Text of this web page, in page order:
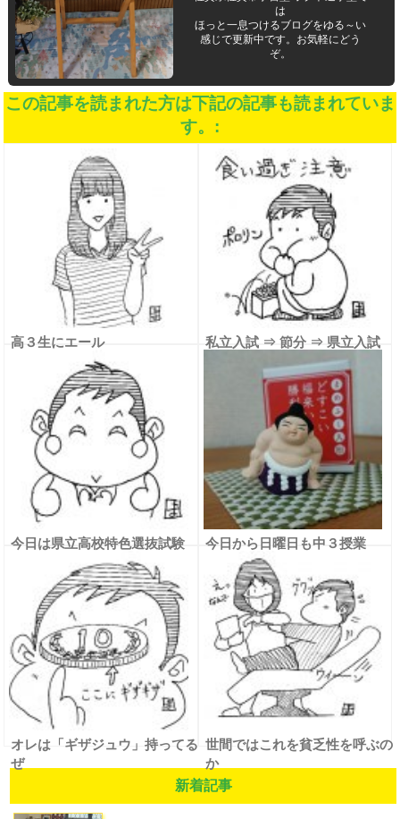
は
ほっと一息つけるブログをゆる～い
感じで更新中です。お気軽にどう
ぞ。
この記事を読まれた方は下記の記事も読まれていま
す。:
高３生にエール 私立入試 ⇒ 節分 ⇒ 県立入試
今日は県立高校特色選抜試験 今日から日曜日も中３授業
オレは「ギザジュウ」持ってる
ぜ
世間ではこれを貧乏性を呼ぶの
か
新着記事